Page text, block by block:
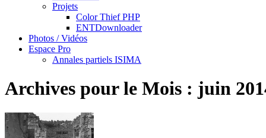
Projets
Color Thief PHP
ENTDownloader
Photos / Vidéos
Espace Pro
Annales partiels ISIMA
Archives pour le Mois : juin